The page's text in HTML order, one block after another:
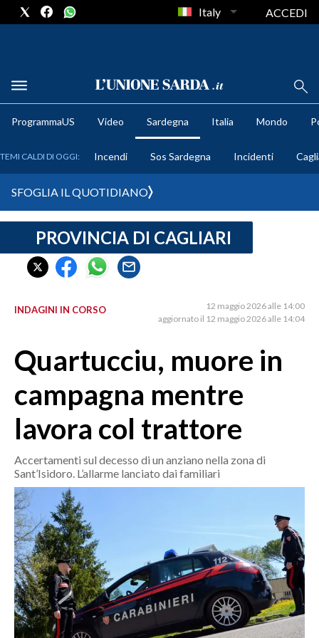
METEO
CRONACA SARDEGNA
CAGLIARI
SULCIS IGLESIENTE
SASSARI E PROVINCIA
GALLURA
NUORO E PROVINCIA
OGLIASTRA
CRONACA
ITALIA
MONDO
POLITICA
ECONOMIA
SERVIZI ALLE IMPRESE
Italy ACCEDI
ProgrammaUS Video Sardegna Italia Mondo
TEMI CALDI DI OGGI: Incendi Sos Sardegna Incidenti
SFOGLIA IL QUOTIDIANO
PROVINCIA DI CAGLIARI
INDAGINI IN CORSO
12 maggio 2026 alle 14:00
aggiornato il 12 maggio 2026 alle 14:04
Quartucciu, muore in
campagna mentre
lavora col trattore
Accertamenti sul decesso di un anziano nella zona di
Sant’Isidoro. L’allarme lanciato dai familiari